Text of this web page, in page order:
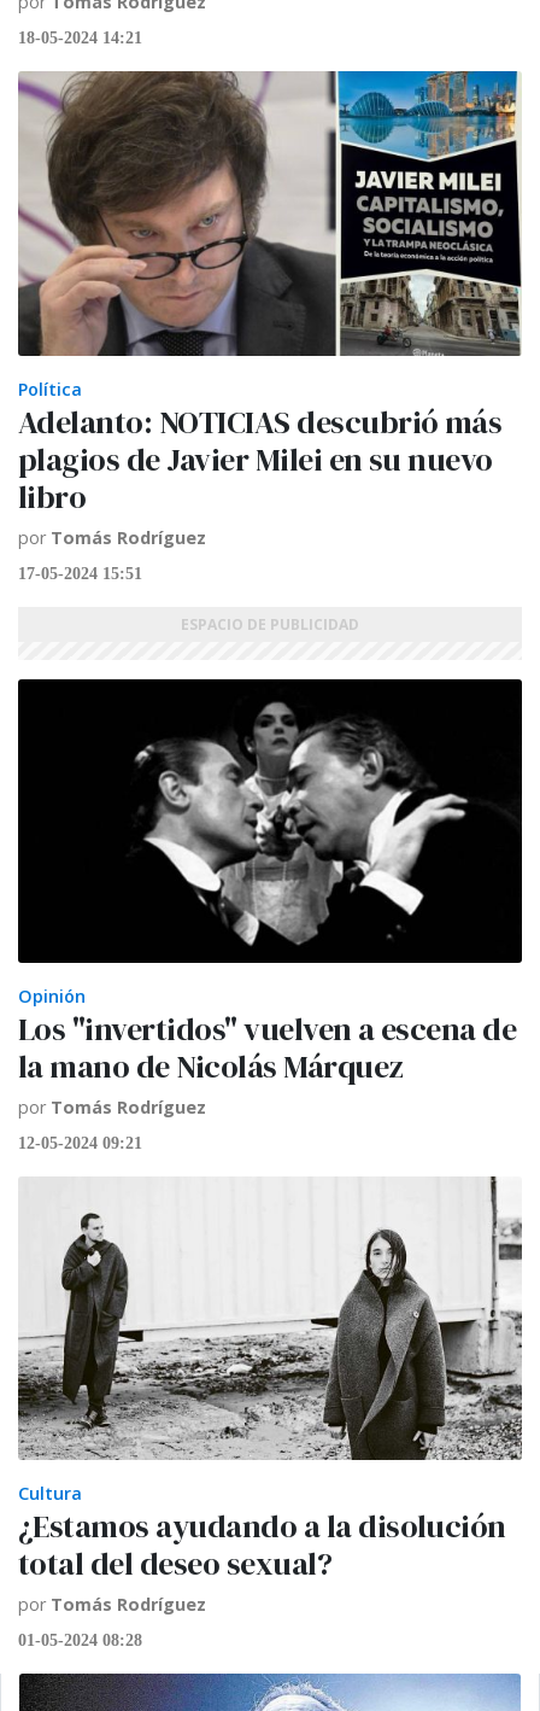
18-05-2024 14:21
Política
Adelanto: NOTICIAS descubrió más
plagios de Javier Milei en su nuevo
libro
por Tomás Rodríguez
17-05-2024 15:51
Opinión
Los "invertidos" vuelven a escena de
la mano de Nicolás Márquez
por Tomás Rodríguez
12-05-2024 09:21
Cultura
¿Estamos ayudando a la disolución
total del deseo sexual?
por Tomás Rodríguez
01-05-2024 08:28